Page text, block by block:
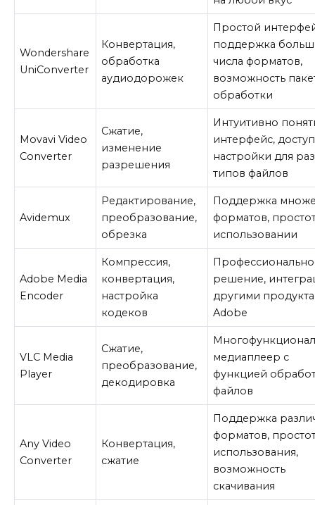
Wondershare
UniConverter
Конвертация,
обработка
аудиодорожек
Простой
поддержка
числа форматов,
возможность
обработки
Movavi Video
Converter
Сжатие,
изменение
разрешения
Интуитивно
интерфейс,
настройки для
типов файлов
Avidemux
Редактирование,
преобразование,
обрезка
Поддержка
форматов,
использовании
Adobe Media
Encoder
Компрессия,
конвертация,
настройка
кодеков
решение,
другими
Adobe
VLC Media
Player
Сжатие,
преобразование,
декодировка
медиаплеер с
функцией
файлов
Any Video
Converter
Конвертация,
сжатие
Поддержка
форматов,
использования,
возможность
скачивания